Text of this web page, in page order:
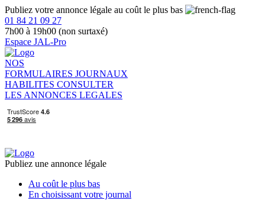
Publiez votre annonce légale au coût le plus bas
01 84 21 09 27
7h00 à 19h00 (non surtaxé)
Espace JAL-Pro
NOS
FORMULAIRES JOURNAUX
HABILITES CONSULTER
LES ANNONCES LEGALES
Publiez une annonce légale
Au coût le plus bas
En choisissant votre journal